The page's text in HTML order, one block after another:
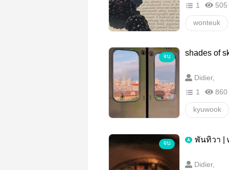
1
505
wonteuk
จบ shades of
Didier,
1
860
kyuwook
จบ พันทิวา |
Didier,